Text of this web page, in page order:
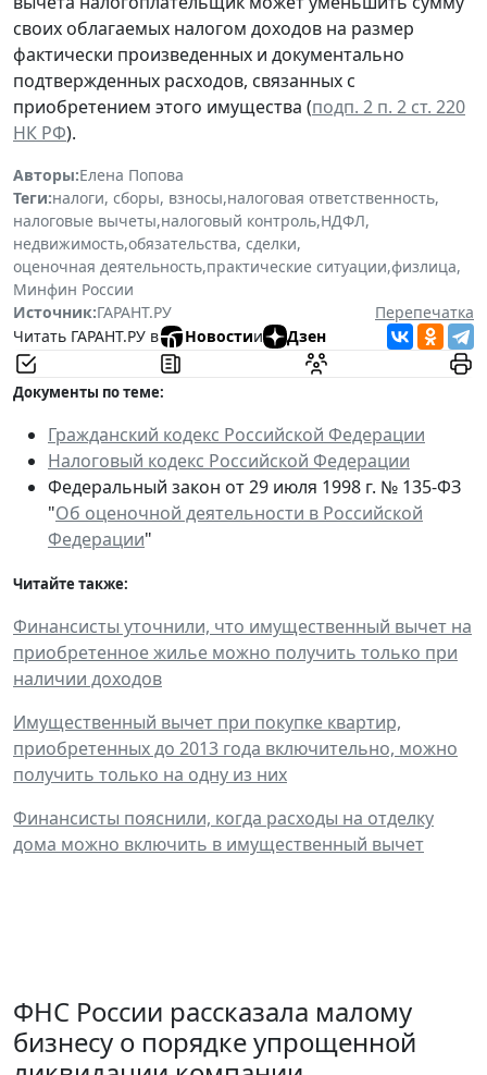
своих облагаемых налогом доходов на размер
фактически произведенных и документально
подтвержденных расходов, связанных с
приобретением этого имущества (подп. 2 п. 2 ст. 220
НК РФ).
Авторы:Елена Попова
Теги:налоги, сборы, взносы,налоговая ответственность,
налоговые вычеты,налоговый контроль,НДФЛ,
недвижимость,обязательства, сделки,
оценочная деятельность,практические ситуации,физлица,
Минфин России
Источник:ГАРАНТ.РУ
Перепечатка
Читать ГАРАНТ.РУ в
Новостии Дзен
Документы по теме:
Гражданский кодекс Российской Федерации
Налоговый кодекс Российской Федерации
Федеральный закон от 29 июля 1998 г. № 135-ФЗ
"Об оценочной деятельности в Российской
Федерации"
Читайте также:
Финансисты уточнили, что имущественный вычет на
приобретенное жилье можно получить только при
наличии доходов
Имущественный вычет при покупке квартир,
приобретенных до 2013 года включительно, можно
получить только на одну из них
Финансисты пояснили, когда расходы на отделку
дома можно включить в имущественный вычет
ФНС России рассказала малому
бизнесу о порядке упрощенной